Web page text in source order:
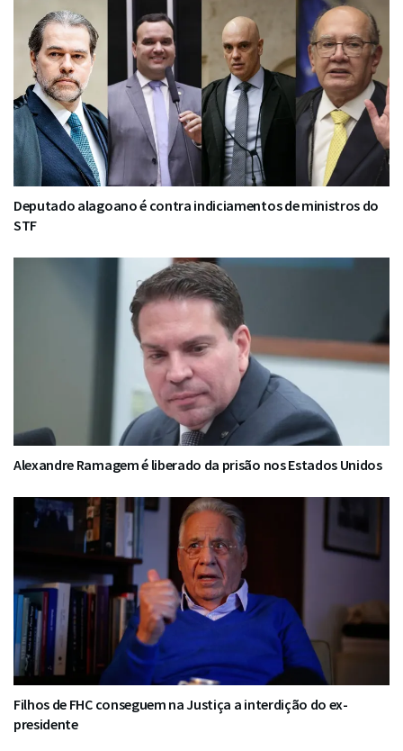
Deputado alagoano é contra indiciamentos de ministros do
STF
Alexandre Ramagem é liberado da prisão nos Estados Unidos
Filhos de FHC conseguem na Justiça a interdição do ex-
presidente